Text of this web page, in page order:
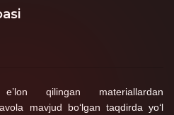
qilingan materiallardan
mavjud bo‘lgan taqdirda yo‘l